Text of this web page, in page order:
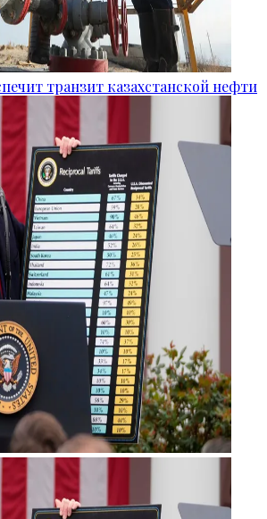
транзит казахстанской нефти